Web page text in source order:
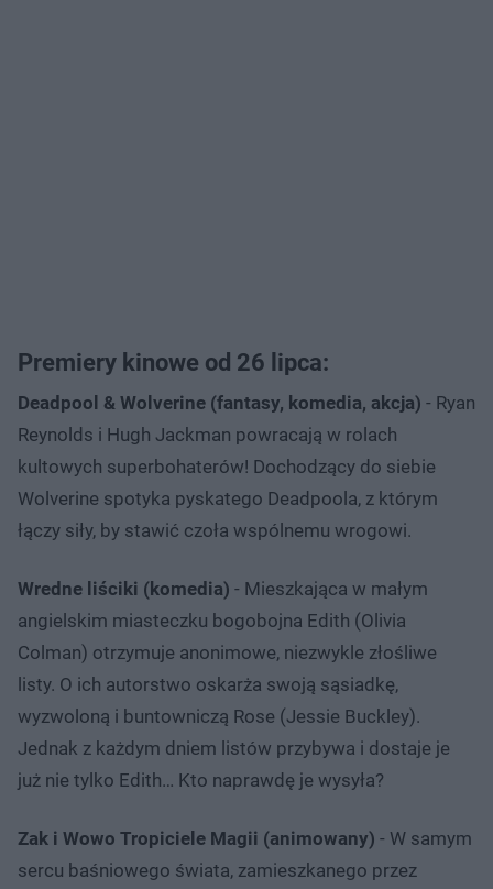
Premiery kinowe od 26 lipca:
Deadpool & Wolverine (fantasy, komedia, akcja) - Ryan
Reynolds i Hugh Jackman powracają w rolach
kultowych superbohaterów! Dochodzący do siebie
Wolverine spotyka pyskatego Deadpoola, z którym
łączy siły, by stawić czoła wspólnemu wrogowi.
Wredne liściki (komedia) - Mieszkająca w małym
angielskim miasteczku bogobojna Edith (Olivia
Colman) otrzymuje anonimowe, niezwykle złośliwe
listy. O ich autorstwo oskarża swoją sąsiadkę,
wyzwoloną i buntowniczą Rose (Jessie Buckley).
Jednak z każdym dniem listów przybywa i dostaje je
już nie tylko Edith… Kto naprawdę je wysyła?
Zak i Wowo Tropiciele Magii (animowany) - W samym
sercu baśniowego świata, zamieszkanego przez